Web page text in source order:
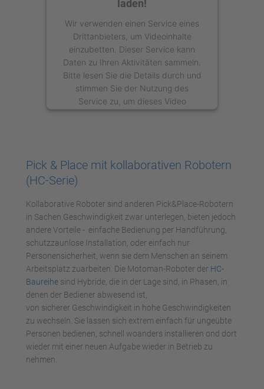
laden!
Wir verwenden einen Service eines
Drittanbieters, um Videoinhalte
einzubetten. Dieser Service kann
Daten zu Ihren Aktivitäten sammeln.
Bitte lesen Sie die Details durch und
stimmen Sie der Nutzung des
Service zu, um dieses Video
anzusehen.
Management Platform
Pick & Place mit kollaborativen Robotern
(HC-Serie)
Kollaborative Roboter sind anderen Pick&Place-Robotern
in Sachen Geschwindigkeit zwar unterlegen, bieten jedoch
andere Vorteile - einfache Bedienung per Handführung,
schutzzaunlose Installation, oder einfach nur
Personensicherheit, wenn sie dem Menschen an seinem
Arbeitsplatz zuarbeiten. Die Motoman-Roboter der HC-
Baureihe sind Hybride, die in der Lage sind, in Phasen, in
denen der Bediener abwesend ist,
von sicherer Geschwindigkeit in hohe Geschwindigkeiten
zu wechseln. Sie lassen sich extrem einfach für ungeübte
Personen bedienen, schnell woanders installieren ond dort
wieder mit einer neuen Aufgabe wieder in Betrieb zu
nehmen.